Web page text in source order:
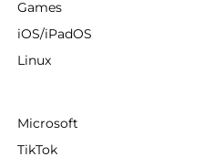
Games
iOS/iPadOS
Linux
Microsoft
TikTok